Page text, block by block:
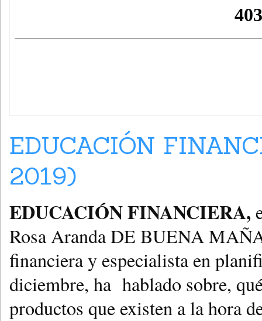
EDUCACIÓN
2019)
EDUCACIÓN FINANCIERA,
Rosa Aranda DE BUENA
financiera y especialista en
diciembre, ha hablado sobre,
productos que existen a la hora